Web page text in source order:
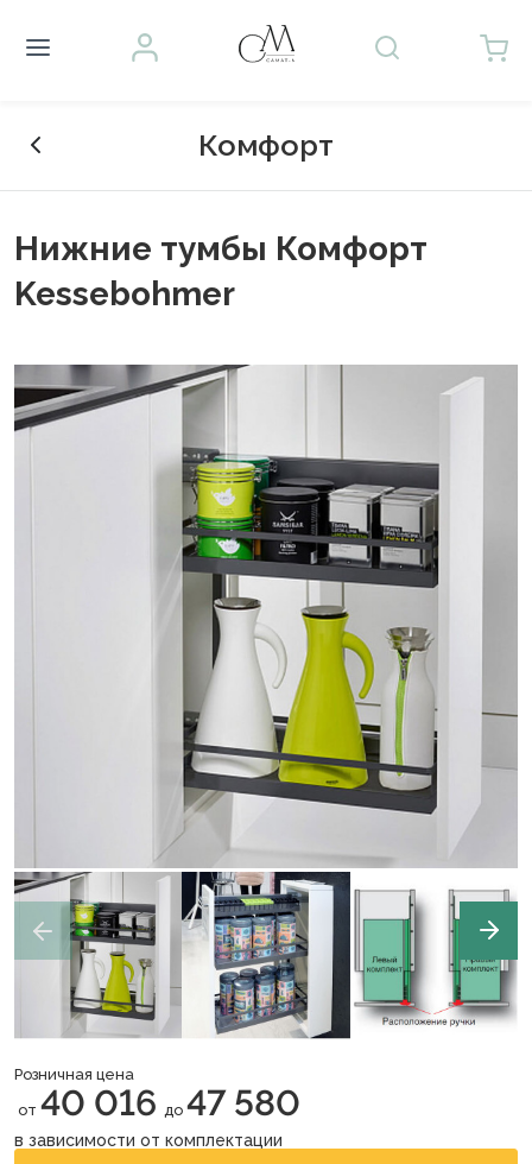
Комфорт
Нижние тумбы Комфорт
Kessebohmer
Розничная цена
от 40 016 до 47 580
в зависимости от комплектации